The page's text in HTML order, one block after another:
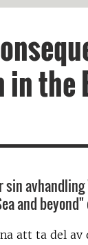
in the
and
att ta del